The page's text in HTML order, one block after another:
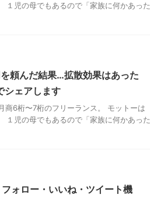
１児の母でもあるので「家族に何かあった
頼んだ結果…拡散効果はあった
シェアします
商6桁〜7桁のフリーランス。 モットーは
１児の母でもあるので「家族に何かあった
ォロー・いいね・ツイート機